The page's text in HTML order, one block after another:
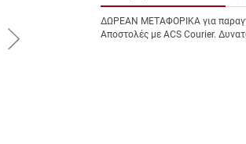
button.next
ΔΩΡΕΑΝ ΜΕΤΑΦΟΡΙΚΑ για
Αποστολές με ACS Courier.